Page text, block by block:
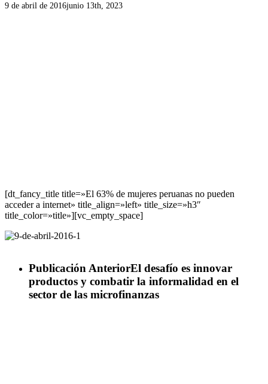
9 de abril de 2016junio 13th, 2023
[dt_fancy_title title=»El 63% de mujeres peruanas no pueden
acceder a internet» title_align=»left» title_size=»h3″
title_color=»title»][vc_empty_space]
Publicación AnteriorEl desafío es innovar
productos y combatir la informalidad en el
sector de las microfinanzas